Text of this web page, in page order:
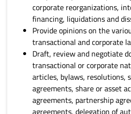
corporate reorganizations,
financing, liquidations and
Provide opinions on the
transactional and corporate
Draft, review and negotiate
transactional or corporate
articles, bylaws, resolutions,
agreements, share or asset
agreements, partnership
agreements, delegation of